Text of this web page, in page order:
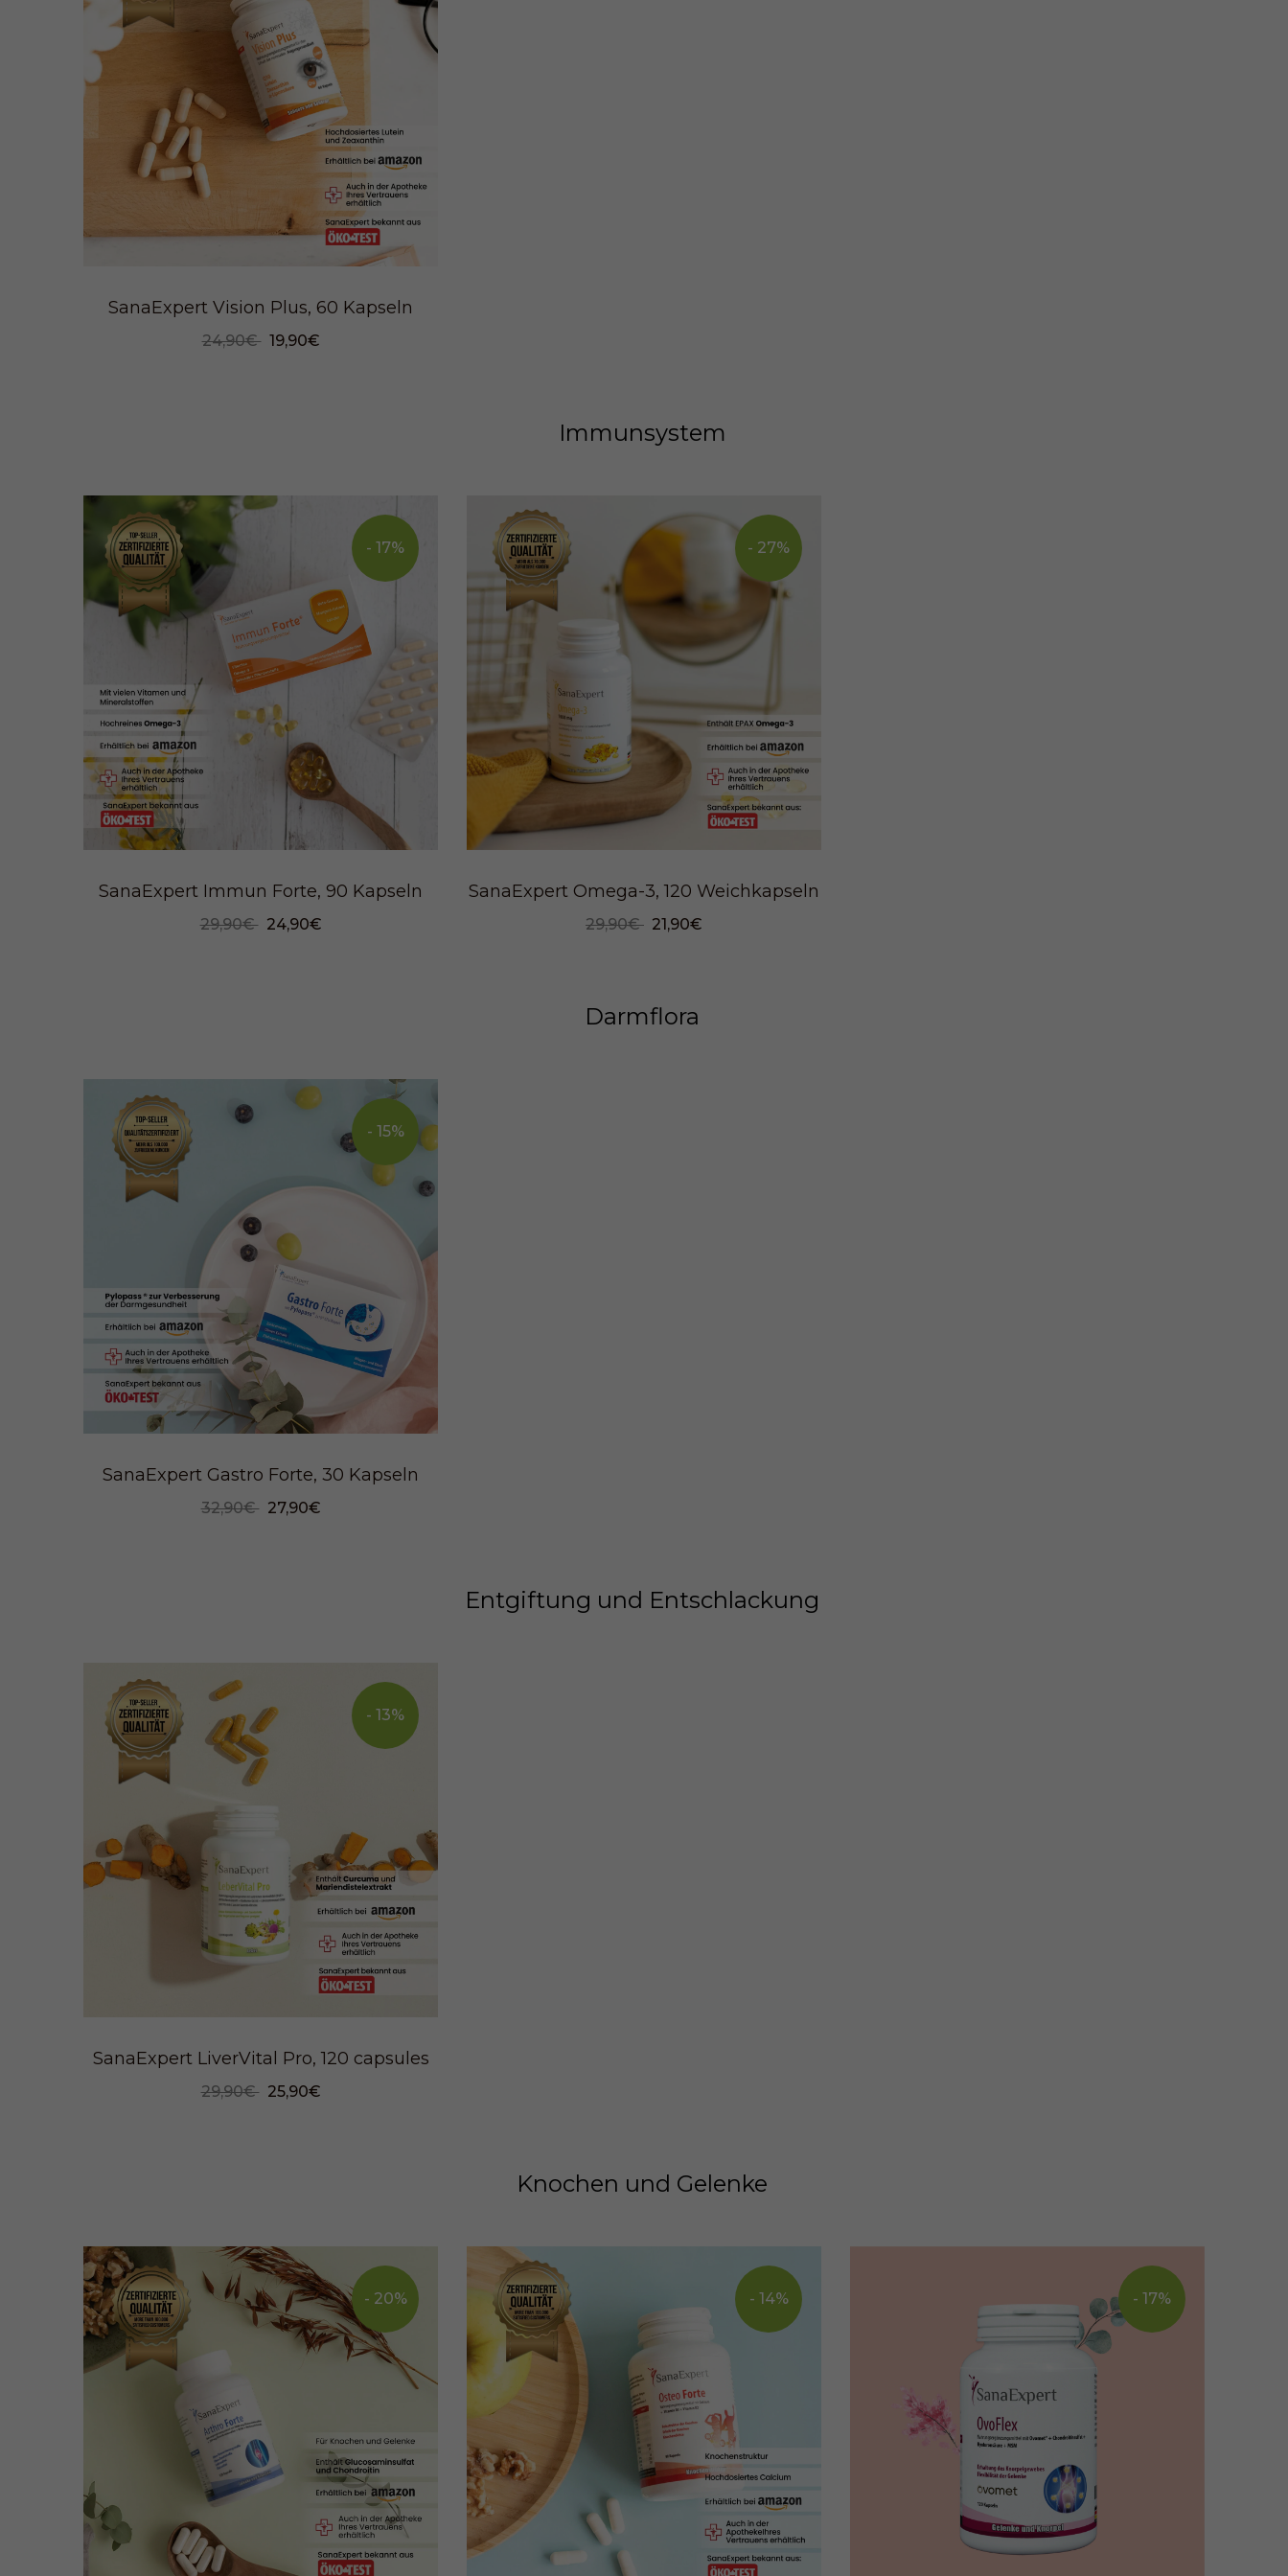
SanaExpert Vision Plus, 60 Kapseln
24,90€ 19,90€
Immunsystem
- 17%
SanaExpert Immun Forte, 90 Kapseln
29,90€ 24,90€
- 27%
SanaExpert Omega-3, 120 Weichkapseln
29,90€ 21,90€
Darmflora
- 15%
SanaExpert Gastro Forte, 30 Kapseln
32,90€ 27,90€
Entgiftung und Entschlackung
- 13%
SanaExpert LiverVital Pro, 120 capsules
29,90€ 25,90€
Knochen und Gelenke
- 20% - 14% - 17%